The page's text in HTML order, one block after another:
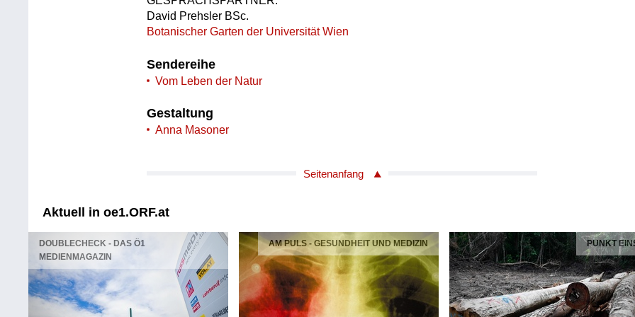
David Prehsler BSc.
Botanischer Garten der Universität Wien
Sendereihe
Vom Leben der Natur
Gestaltung
Anna Masoner
Seitenanfang
Aktuell in oe1.ORF.at
DOUBLECHECK - DAS Ö1
MEDIENMAGAZIN
AM PULS - GESUNDHEIT UND MEDIZIN PUNKT